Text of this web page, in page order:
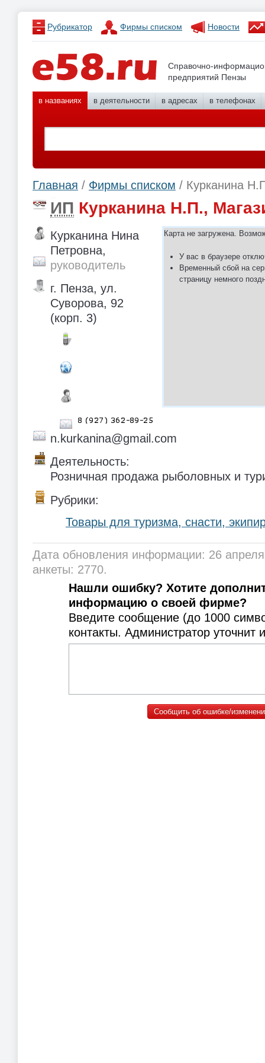
Рубрикатор Фирмы списком Новости
Справочно-
предприятий Пензы
в названиях в деятельности в адресах в телефонах
Главная / Фирмы списком / Курканина
ИП Курканина Н.П.,
Карта не загружена.
У вас в браузере
Временный сбой на
страницу немного
Курканина Нина
Петровна,
руководитель
г. Пенза, ул.
Суворова, 92
(корп. 3)
n.kurkanina@gmail.com
Деятельность:
Розничная продажа рыболовных и
Рубрики:
Товары для туризма, снасти,
Дата обновления информации: 26
анкеты: 2770.
Нашли ошибку? Хотите
информацию о своей фирме?
Введите сообщение (до 1000
контакты. Администратор